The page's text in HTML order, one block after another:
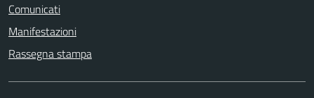
Comunicati
Manifestazioni
Rassegna stampa